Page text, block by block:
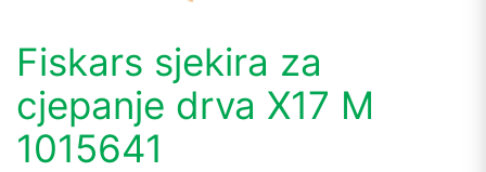
Fiskars sjekira za
cjepanje drva X17 M
1015641